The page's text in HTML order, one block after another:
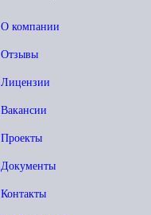
О компании
Отзывы
Лицензии
Вакансии
Проекты
Документы
Контакты